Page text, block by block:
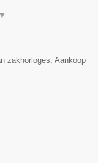
▼
zakhorloges, Aankoop